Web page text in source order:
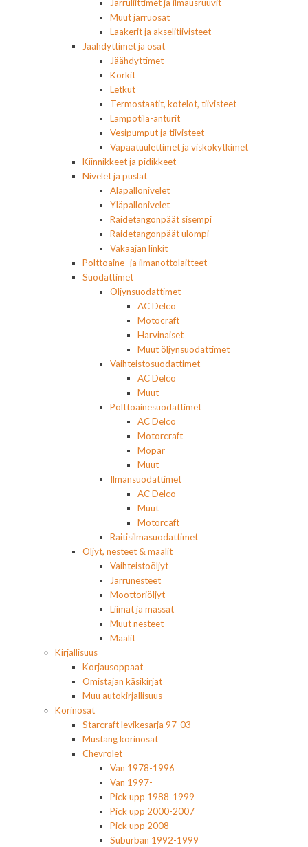
Jarruliittimet ja ilmausruuvit
Muut jarruosat
Laakerit ja akselitiivisteet
Jäähdyttimet ja osat
Jäähdyttimet
Korkit
Letkut
Termostaatit, kotelot, tiivisteet
Lämpötila-anturit
Vesipumput ja tiivisteet
Vapaatuulettimet ja viskokytkimet
Kiinnikkeet ja pidikkeet
Nivelet ja puslat
Alapallonivelet
Yläpallonivelet
Raidetangonpäät sisempi
Raidetangonpäät ulompi
Vakaajan linkit
Polttoaine- ja ilmanottolaitteet
Suodattimet
Öljynsuodattimet
AC Delco
Motocraft
Harvinaiset
Muut öljynsuodattimet
Vaihteistosuodattimet
AC Delco
Muut
Polttoainesuodattimet
AC Delco
Motorcraft
Mopar
Muut
Ilmansuodattimet
AC Delco
Muut
Motorcaft
Raitisilmasuodattimet
Öljyt, nesteet & maalit
Vaihteistoöljyt
Jarrunesteet
Moottoriöljyt
Liimat ja massat
Muut nesteet
Maalit
Kirjallisuus
Korjausoppaat
Omistajan käsikirjat
Muu autokirjallisuus
Korinosat
Starcraft levikesarja 97-03
Mustang korinosat
Chevrolet
Van 1978-1996
Van 1997-
Pick upp 1988-1999
Pick upp 2000-2007
Pick upp 2008-
Suburban 1992-1999